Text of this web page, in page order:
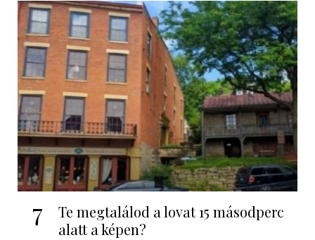
7
Te megtalálod a lovat 15 másodperc
alatt a képen?